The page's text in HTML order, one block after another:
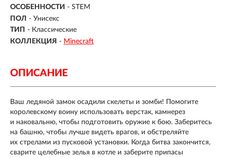
ОСОБЕННОСТИ - STEM
ПОЛ - Унисекс
ТИП - Классические
КОЛЛЕКЦИЯ - Minecraft
ОПИСАНИЕ
Ваш ледяной замок осадили скелеты и зомби! Помогите
королевскому воину использовать верстак, камнерез
и наковальню, чтобы подготовить оружие к бою. Заберитесь
на башню, чтобы лучше видеть врагов, и обстреляйте
их стрелами из пусковой установки. Когда битва закончится,
сварите целебные зелья в котле и заберите припасы